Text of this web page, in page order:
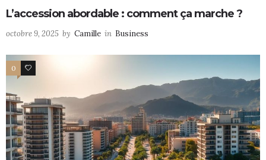
L’accession abordable : comment ça marche ?
octobre 9, 2025 by Camille in Business
0 0